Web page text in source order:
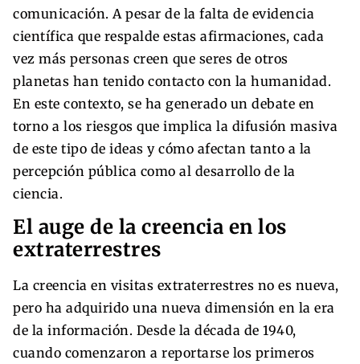
comunicación. A pesar de la falta de evidencia
científica que respalde estas afirmaciones, cada
vez más personas creen que seres de otros
planetas han tenido contacto con la humanidad.
En este contexto, se ha generado un debate en
torno a los riesgos que implica la difusión masiva
de este tipo de ideas y cómo afectan tanto a la
percepción pública como al desarrollo de la
ciencia.
El auge de la creencia en los
extraterrestres
La creencia en visitas extraterrestres no es nueva,
pero ha adquirido una nueva dimensión en la era
de la información. Desde la década de 1940,
cuando comenzaron a reportarse los primeros